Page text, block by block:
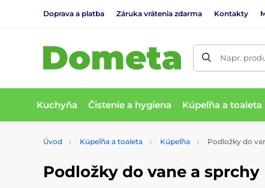
Doprava a platba Záruka vrátenia zdarma Kontakty
Napr.
Kuchyňa Čistenie a hygiena Kúpeľňa a toaleta
Úvod Kúpeľňa a toaleta Kúpeľňa Podložky do
Podložky do vane a sprchy